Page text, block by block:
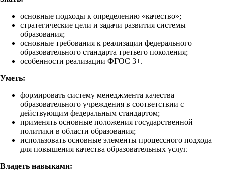
основные подходы к определению «качество»;
стратегические цели и задачи развития системы
образования;
основные требования к реализации федерального
образовательного стандарта третьего поколения;
особенности реализации ФГОС 3+.
Уметь:
формировать систему менеджмента качества
образовательного учреждения в соответствии с
действующим федеральным стандартом;
применять основные положения государственной
политики в области образования;
использовать основные элементы процессного подхода
для повышения качества образовательных услуг.
Владеть навыками: